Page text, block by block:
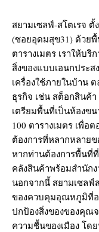
สยามเซลฟ์-สโตเรจ
(ซอยอุดมสุข31) ด้วยพื้
ตารางเมตร เราให้บริ
สิ่งของแบบเอนกประ
เครื่องใช้ภายในบ้าน
ธุรกิจ เช่น สต็อกสินค้า
เตรียมพื้นที่เป็นห้องข
100 ตารางเมตร เพื่อ
ต้องการที่หลากหลาย
หากท่านต้องการพื้นที่
คลังสินค้าพร้อมสำนัก
นอกจากนี้ สยามเซลฟ์
ของควบคุมอุณหภูมิที่
ปกป้องสิ่งของของคุณ
ความชื้นของเมือง โด